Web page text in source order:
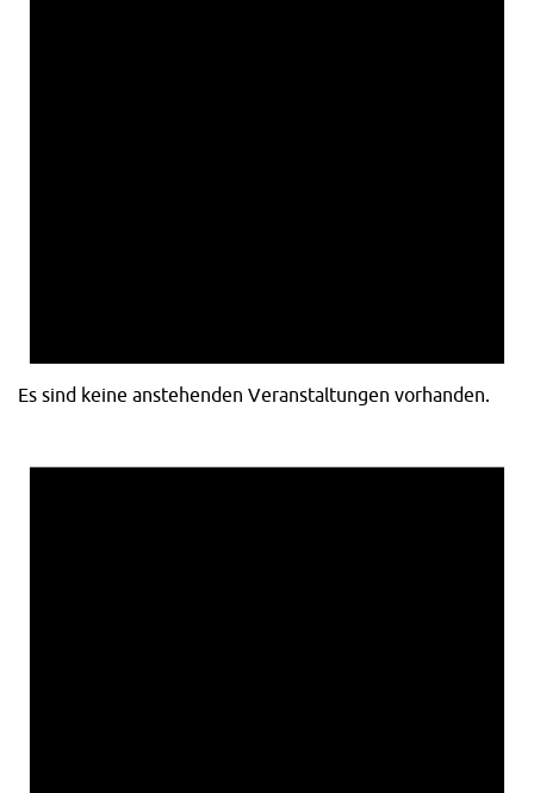
Es sind keine anstehenden Veranstaltungen vorhanden.